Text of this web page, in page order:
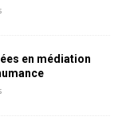
en médiation